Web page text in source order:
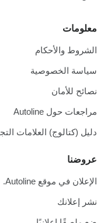
معلومات
الشروط والأحكام
سياسة الخصوصية
نصائح للأمان
مراجعات حول Autoline
دليل (كتالوج) العلامات
عروضنا
الإعلان في موقع Autoline.
نشر إعلانك